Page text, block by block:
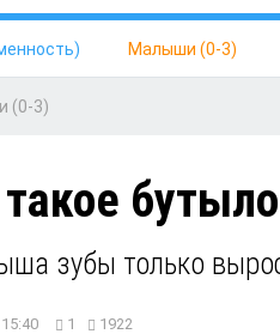
Малыши (0-3)
(0-3)
зубы только
1 1922